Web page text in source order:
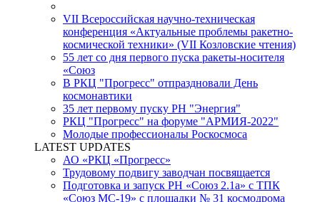
VII Всероссийская научно-техническая
конференция «Актуальные проблемы ракетно-
космической техники» (VII Козловские чтения)
55 лет со дня первого пуска ракеты-носителя
«Союз
В РКЦ "Прогресс" отпраздновали День
космонавтики
35 лет первому пуску РН "Энергия"
РКЦ "Прогресс" на форуме "АРМИЯ-2022"
Молодые профессионалы Роскосмоса
LATEST UPDATES
АО «РКЦ «Прогресс»
Трудовому подвигу заводчан посвящается
Подготовка и запуск РН «Союз 2.1а» с ТПК
«Союз МС-19» с площадки № 31 космодрома